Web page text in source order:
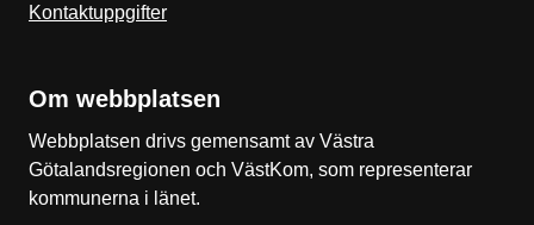
Kontaktuppgifter
Om webbplatsen
Webbplatsen drivs gemensamt av Västra
Götalandsregionen och VästKom, som representerar
kommunerna i länet.